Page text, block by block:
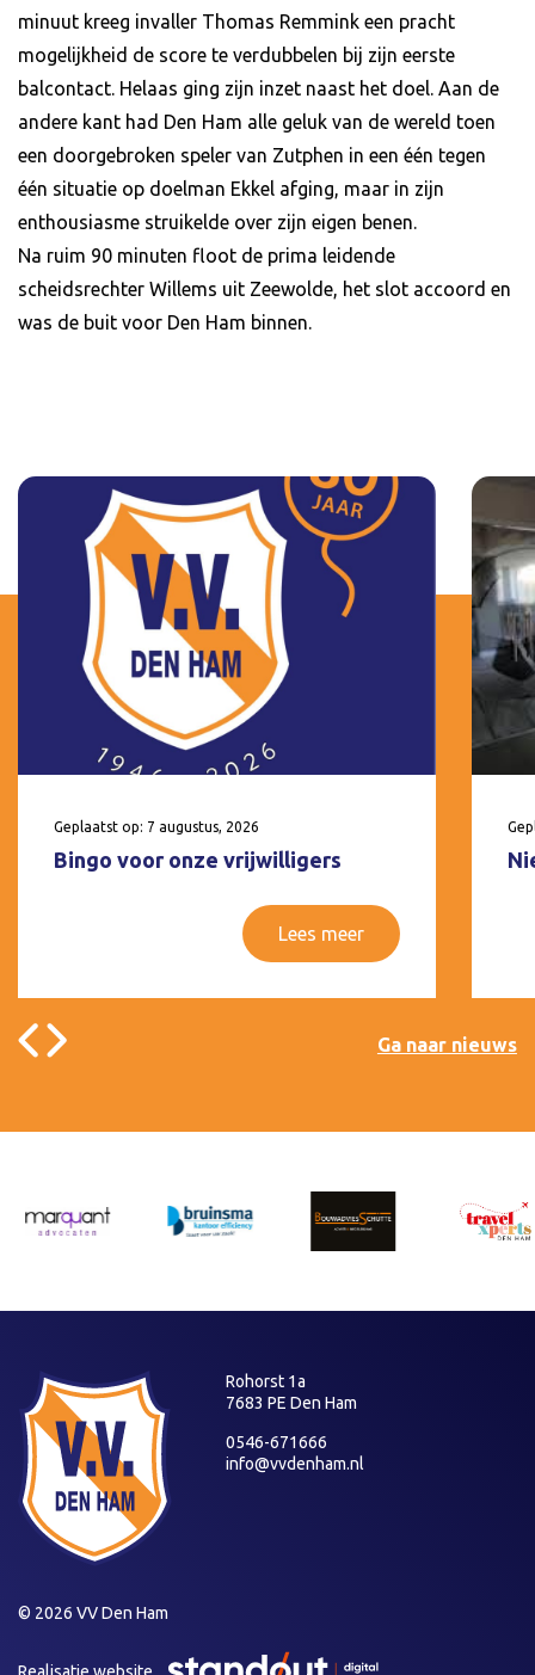
minuut kreeg invaller Thomas Remmink een pracht
mogelijkheid de score te verdubbelen bij zijn eerste
balcontact. Helaas ging zijn inzet naast het doel. Aan de
andere kant had Den Ham alle geluk van de wereld toen
een doorgebroken speler van Zutphen in een één tegen
één situatie op doelman Ekkel afging, maar in zijn
enthousiasme struikelde over zijn eigen benen.
Na ruim 90 minuten floot de prima leidende
scheidsrechter Willems uit Zeewolde, het slot accoord en
was de buit voor Den Ham binnen.
Geplaatst op: 7 augustus, 2026
Bingo voor onze vrijwilligers
Lees meer
Ga naar nieuws
Rohorst 1a
7683 PE Den Ham
0546-671666
info@vvdenham.nl
© 2026 VV Den Ham
Realisatie website